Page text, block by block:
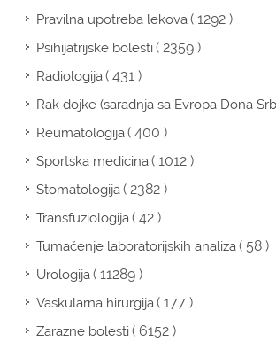
Pravilna upotreba lekova( 1292 )
Psihijatrijske bolesti( 2359 )
Radiologija( 431 )
Rak dojke (saradnja sa Evropa Dona
Reumatologija( 400 )
Sportska medicina( 1012 )
Stomatologija( 2382 )
Transfuziologija( 42 )
Tumačenje laboratorijskih analiza( 58 )
Urologija( 11289 )
Vaskularna hirurgija( 177 )
Zarazne bolesti( 6152 )